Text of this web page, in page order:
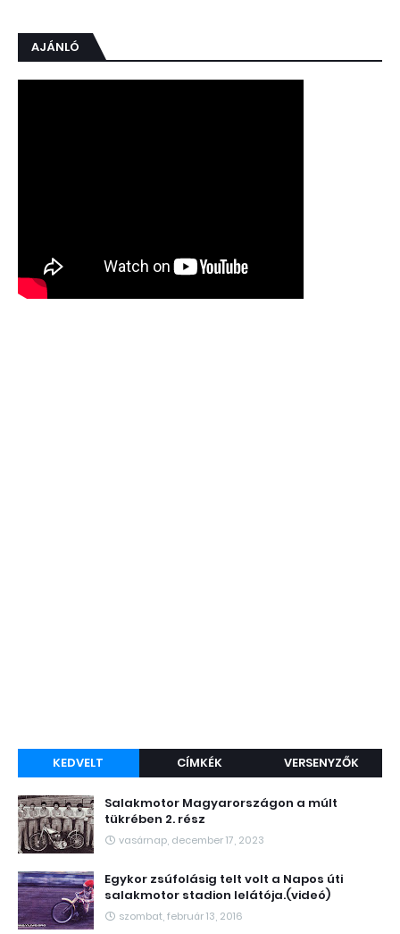
AJÁNLÓ
KEDVELT CÍMKÉK VERSENYZŐK
Salakmotor Magyarországon a múlt
tükrében 2. rész
vasárnap, december 17, 2023
Egykor zsúfolásig telt volt a Napos úti
salakmotor stadion lelátója.(videó)
szombat, február 13, 2016